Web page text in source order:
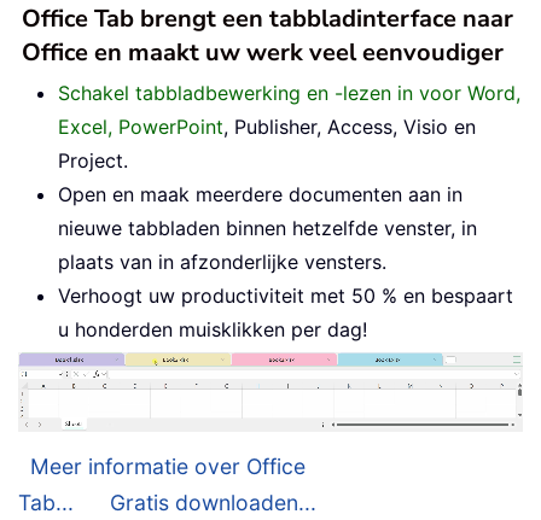
Office Tab brengt een tabbladinterface naar
Office en maakt uw werk veel eenvoudiger
Schakel tabbladbewerking en -lezen in voor Word,
Excel, PowerPoint, Publisher, Access, Visio en
Project.
Open en maak meerdere documenten aan in
nieuwe tabbladen binnen hetzelfde venster, in
plaats van in afzonderlijke vensters.
Verhoogt uw productiviteit met 50 % en bespaart
u honderden muisklikken per dag!
Meer informatie over Office
Tab...
Gratis downloaden...